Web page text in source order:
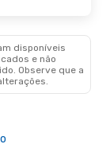
disponíveis
e não
Observe que a